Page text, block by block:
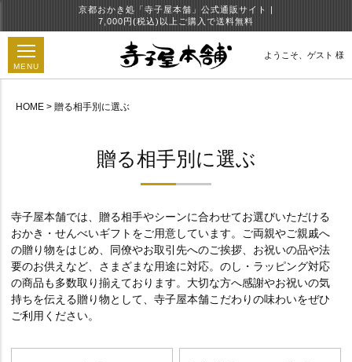
京都おかき処「寺子屋本舗」公式通販サイト |
7,000円(税込)以上ご購入で送料無料
MENU
ようこそ、 ゲスト 様
HOME 贈る相手別に選ぶ
贈る相手別に選ぶ
寺子屋本舗では、贈る相手やシーンに合わせてお選びいただける
おかき・せんべいギフトをご用意しています。ご両親やご親戚へ
の贈り物をはじめ、同僚やお取引先へのご挨拶、お祝いの品や法
要のお供えなど、さまざまな用途に対応。のし・ラッピング対応
の商品も多数取り揃えております。大切な方へ感謝やお祝いの気
持ちを伝える贈り物として、寺子屋本舗こだわりの味わいをぜひ
ご利用ください。